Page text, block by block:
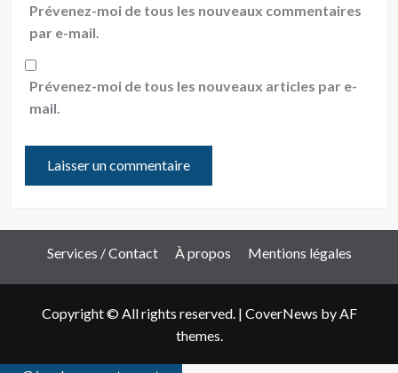
Prévenez-moi de tous les nouveaux commentaires
par e-mail.
Prévenez-moi de tous les nouveaux articles par e-
mail.
Services / Contact À propos Mentions légales
Copyright © All rights reserved. | CoverNews by AF
themes.